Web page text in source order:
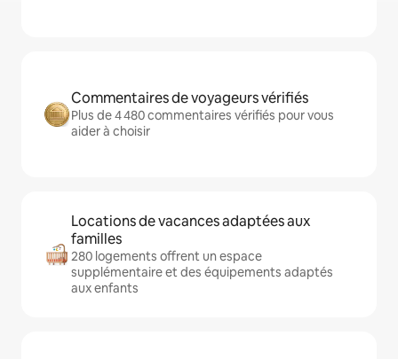
Commentaires de voyageurs vérifiés
Plus de 4 480 commentaires vérifiés pour vous
aider à choisir
Locations de vacances adaptées aux
familles
280 logements offrent un espace
supplémentaire et des équipements adaptés
aux enfants